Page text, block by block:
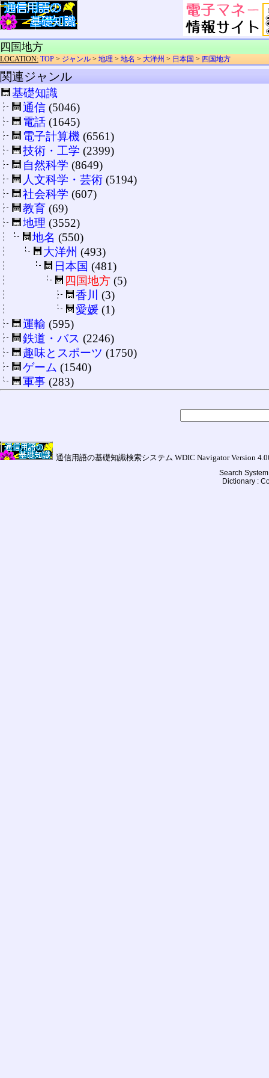
四国地方
LOCATION: TOP > ジャンル > 地理 > 地名 > 大洋州 > 日本国 > 四国地方
関連ジャンル
基礎知識
通信 (5046)
電話 (1645)
電子計算機 (6561)
技術・工学 (2399)
自然科学 (8649)
人文科学・芸術 (5194)
社会科学 (607)
教育 (69)
地理 (3552)
地名 (550)
大洋州 (493)
日本国 (481)
四国地方 (5)
香川
(3)
愛媛 (1)
運輸 (595)
鉄道・バス (2246)
趣味とスポーツ (1750)
ゲーム (1540)
軍事 (283)
通信用語の基礎知識検索システム WDIC Navigator Version
Search
Dictionary :